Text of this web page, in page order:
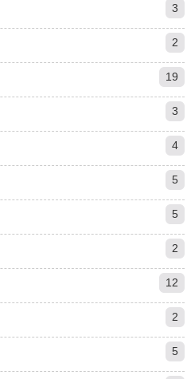
3
2
19
3
4
5
5
2
12
2
5